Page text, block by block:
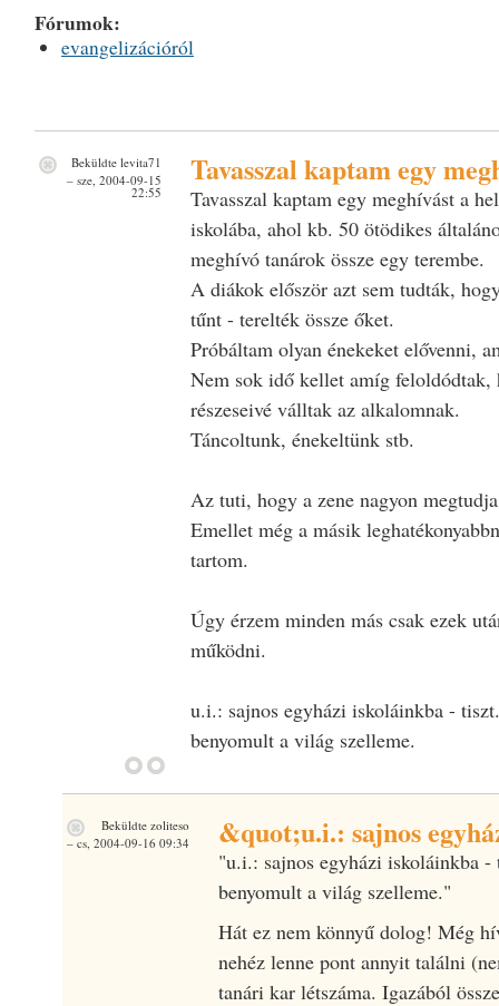
Fórumok:
evangelizációról
Tavasszal kaptam egy
Tavasszal kaptam egy meghívást a
iskolába, ahol kb. 50 ötödikes
meghívó tanárok össze egy terembe.
A diákok először azt sem tudták,
tűnt - terelték össze őket.
Próbáltam olyan énekeket elővenni,
Nem sok idő kellet amíg feloldódtak,
részeseivé válltak az alkalomnak.
Táncoltunk, énekeltünk stb.
Az tuti, hogy a zene nagyon
Emellet még a másik
tartom.
Úgy érzem minden más csak ezek
működni.
u.i.: sajnos egyházi iskoláinkba -
benyomult a világ szelleme.
Beküldte levita71
– sze, 2004-09-15
22:55
&quot;u.i.: sajnos
"u.i.: sajnos egyházi iskoláinkba
benyomult a világ szelleme."
Hát ez nem könnyű dolog! Még
nehéz lenne pont annyit találni
tanári kar létszáma. Igazából
Beküldte zoliteso
– cs, 2004-09-16 09:34